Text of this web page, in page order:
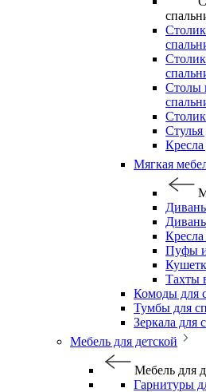
Столы
Стулья
Кресла
Мягкая
Пуфы и
Тахты
Комоды для
Тумбы для
Зеркала для
Мебель для детской
Мебель для
Гарнитуры